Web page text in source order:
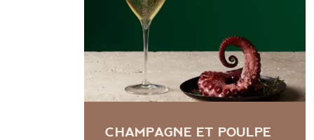
CHAMPAGNE ET POULPE